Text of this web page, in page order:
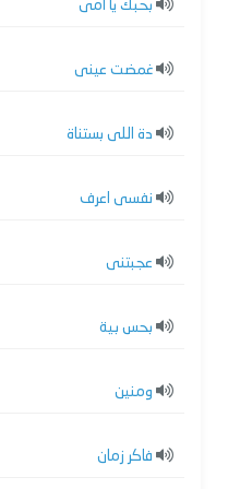
بحبك يا امى
غمضت عينى
دة اللى بستناة
نفسى اعرف
عجبتنى
بحس بية
ومنين
فاكر زمان